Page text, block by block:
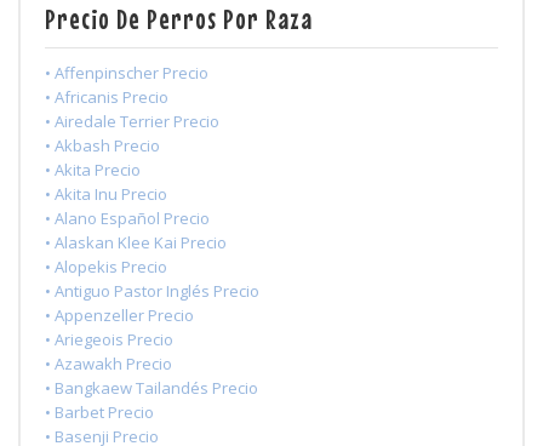
Precio De Perros Por Raza
• Affenpinscher Precio
• Africanis Precio
• Airedale Terrier Precio
• Akbash Precio
• Akita Precio
• Akita Inu Precio
• Alano Español Precio
• Alaskan Klee Kai Precio
• Alopekis Precio
• Antiguo Pastor Inglés Precio
• Appenzeller Precio
• Ariegeois Precio
• Azawakh Precio
• Bangkaew Tailandés Precio
• Barbet Precio
• Basenji Precio